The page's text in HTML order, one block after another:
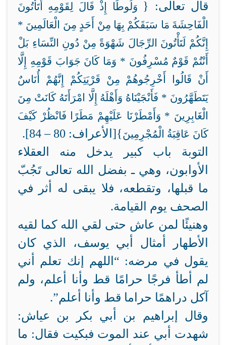
قال تعالى: { وَلُوطًا إِذْ قَالَ لِقَوْمِهِ أَتَأْتُونَ
الْفَاحِشَةَ مَا سَبَقَكُمْ بِهَا مِنْ أَحَدٍ مِنَ الْعَالَمِينَ *
إِنَّكُمْ لَتَأْتُونَ الرِّجَالَ شَهْوَةً مِنْ دُونِ النِّسَاءِ بَلْ
أَنْتُمْ قَوْمٌ مُسْرِفُونَ * وَمَا كَانَ جَوَابَ قَوْمِهِ إِلَّا
أَنْ قَالُوا أَخْرِجُوهُمْ مِنْ قَرْيَتِكُمْ إِنَّهُمْ أُنَاسٌ
يَتَطَهَّرُونَ * فَأَنْجَيْنَاهُ وَأَهْلَهُ إِلَّا امْرَأَتَهُ كَانَتْ مِنَ
الْغَابِرِينَ * وَأَمْطَرْنَا عَلَيْهِمْ مَطَرًا فَانْظُرْ كَيْفَ
كَانَ عَاقِبَةُ الْمُجْرِمِينَ}[الأعراف: 80 – 84].
التوبة باب كبير يدخل منه العقلاء
الأوابون، وهي ـ بفضل الله تعالى تَجُبّ
ما قبلها، وتقطعه، فلا يبقى له أثر في
الصحف يوم القيامة.
وهنيئًا لمن عاش حتى لقي الله كما لقيه
الأطهار أمثال أبي يوسف، الذي كان
يقول في مرضه: “اللهم إنك تعلم أني
لم أطأ فرجًا حرامًا قط وأنا أعلم، ولم
آكل دراهمًا حراما قط وأنا أعلم”.
وقال إبراهيم بن أبي بكر بن عياش:
شهدت أبي عند الموت فبكيت فقال: ما